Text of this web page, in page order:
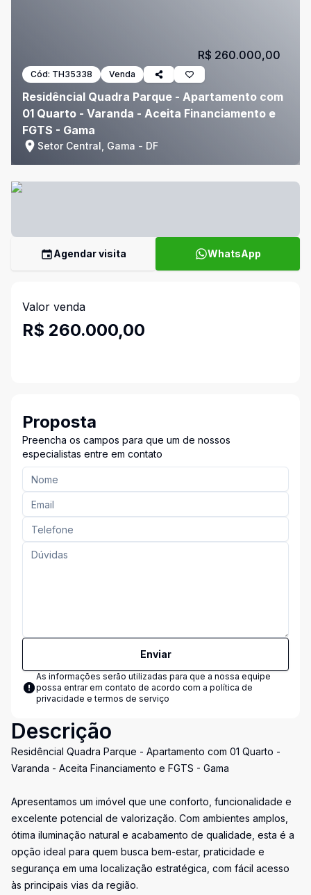
Cód: TH35338 Venda
Residêncial Quadra Parque - Apartamento com
01 Quarto - Varanda - Aceita Financiamento e
FGTS - Gama
Setor Central, Gama - DF
R$ 260.000,00
Agendar visita WhatsApp
Valor venda
R$ 260.000,00
Proposta
Preencha os campos para que um de nossos
especialistas entre em contato
Enviar
As informações serão utilizadas para que a nossa equipe
possa entrar em contato de acordo com a política de
privacidade e termos de serviço
Descrição
Residêncial Quadra Parque - Apartamento com 01 Quarto -
Varanda - Aceita Financiamento e FGTS - Gama
Apresentamos um imóvel que une conforto, funcionalidade e
excelente potencial de valorização. Com ambientes amplos,
ótima iluminação natural e acabamento de qualidade, esta é a
opção ideal para quem busca bem-estar, praticidade e
segurança em uma localização estratégica, com fácil acesso
às principais vias da região.